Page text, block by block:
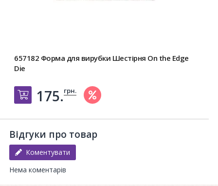
657182 Форма для вирубки Шестірня On the Edge
Die
Добавить в корзину
175.грн.
Відгуки про товар
Коментувати
Нема коментарів